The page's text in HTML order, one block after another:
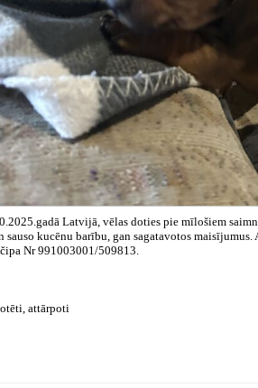
Latvijā, vēlas doties pie mīlošiem
sauso kucēnu barību, gan sagatavotos
Nr 991003001/509813.
attārpoti